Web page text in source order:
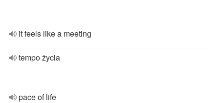
it feels like a meeting
tempo życia
pace of life